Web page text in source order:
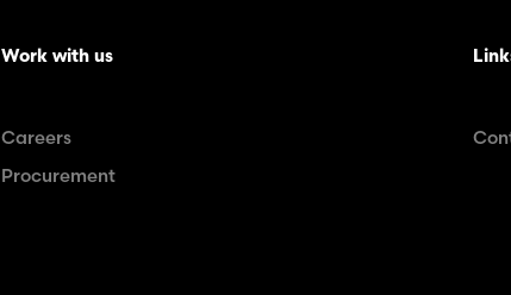
Work with us
Careers
Procurement